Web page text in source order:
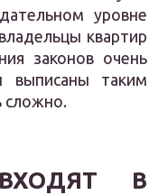
уровне
квартир
законов очень
выписаны таким
сложно.
В